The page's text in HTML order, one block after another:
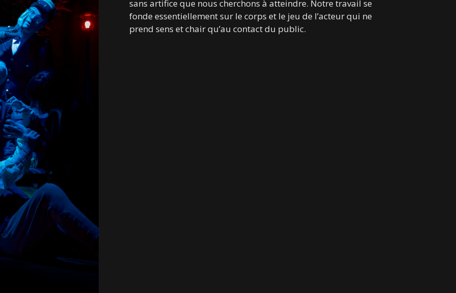
sans artifice que nous cherchons à atteindre. Notre travail se
fonde essentiellement sur le corps et le jeu de l’acteur qui ne
prend sens et chair qu’au contact du public.